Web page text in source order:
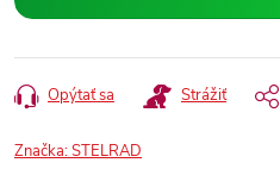
Opýtať sa Strážiť
Značka:STELRAD